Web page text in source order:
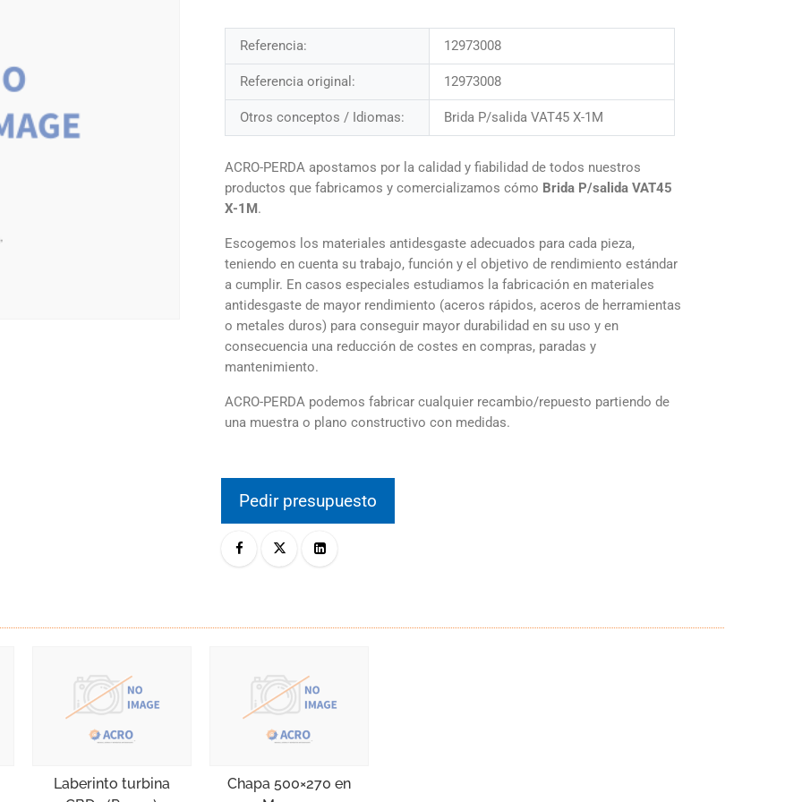
Referencia: 12973008
Referencia original: 12973008
Otros conceptos / Idiomas: Brida P/salida VAT45 X-1M
ACRO-PERDA apostamos por la calidad y fiabilidad de todos nuestros
productos que fabricamos y comercializamos cómo Brida P/salida VAT45
X-1M.
Escogemos los materiales antidesgaste adecuados para cada pieza,
teniendo en cuenta su trabajo, función y el objetivo de rendimiento estándar
a cumplir. En casos especiales estudiamos la fabricación en materiales
antidesgaste de mayor rendimiento (aceros rápidos, aceros de herramientas
o metales duros) para conseguir mayor durabilidad en su uso y en
consecuencia una reducción de costes en compras, paradas y
mantenimiento.
ACRO-PERDA podemos fabricar cualquier recambio/repuesto partiendo de
una muestra o plano constructivo con medidas.
Pedir presupuesto
Laberinto turbina
Chapa 500×270 en